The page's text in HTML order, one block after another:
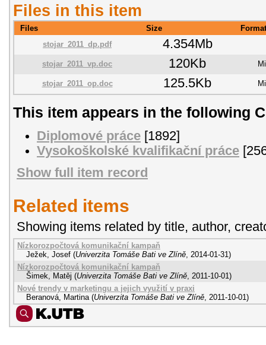
Files in this item
Files Size
Format
stojar_2011_dp.pdf
4.354Mb
stojar_2011_vp.doc 120Kb
stojar_2011_op.doc 125.5Kb
This item appears in the following
Diplomové práce [1892]
Vysokoškolské kvalifikační práce
Show full item record
Related items
Showing items related by title, author,
Nízkorozpočtová komunikační kampaň
Ježek, Josef (Univerzita Tomáše Bati ve Zlíně, 2014-01-31)
Nízkorozpočtová komunikační kampaň
Šimek, Matěj (Univerzita Tomáše Bati ve Zlíně, 2011-10-01)
Nové trendy v marketingu a jejich využití v praxi
Beranová, Martina (Univerzita Tomáše Bati ve Zlíně, 2011-10-01)